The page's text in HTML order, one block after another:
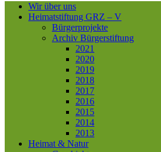
Wir über uns
Heimatstiftung GRZ – V
Bürgerprojekte
Archiv Bürgerstiftung
2021
2020
2019
2018
2017
2016
2015
2014
2013
Heimat & Natur